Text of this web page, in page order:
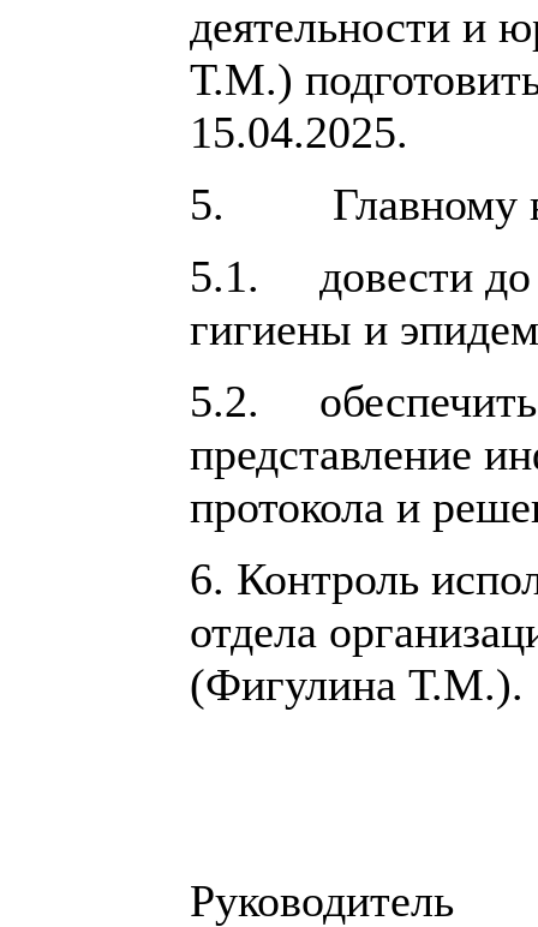
деятельности и
Т.М.)
15.04.2025.
5. Главному
5.1. довести до
гигиены и
5.2. обеспечить
представление
протокола и
6. Контроль
отдела
(Фигулина Т.М.).